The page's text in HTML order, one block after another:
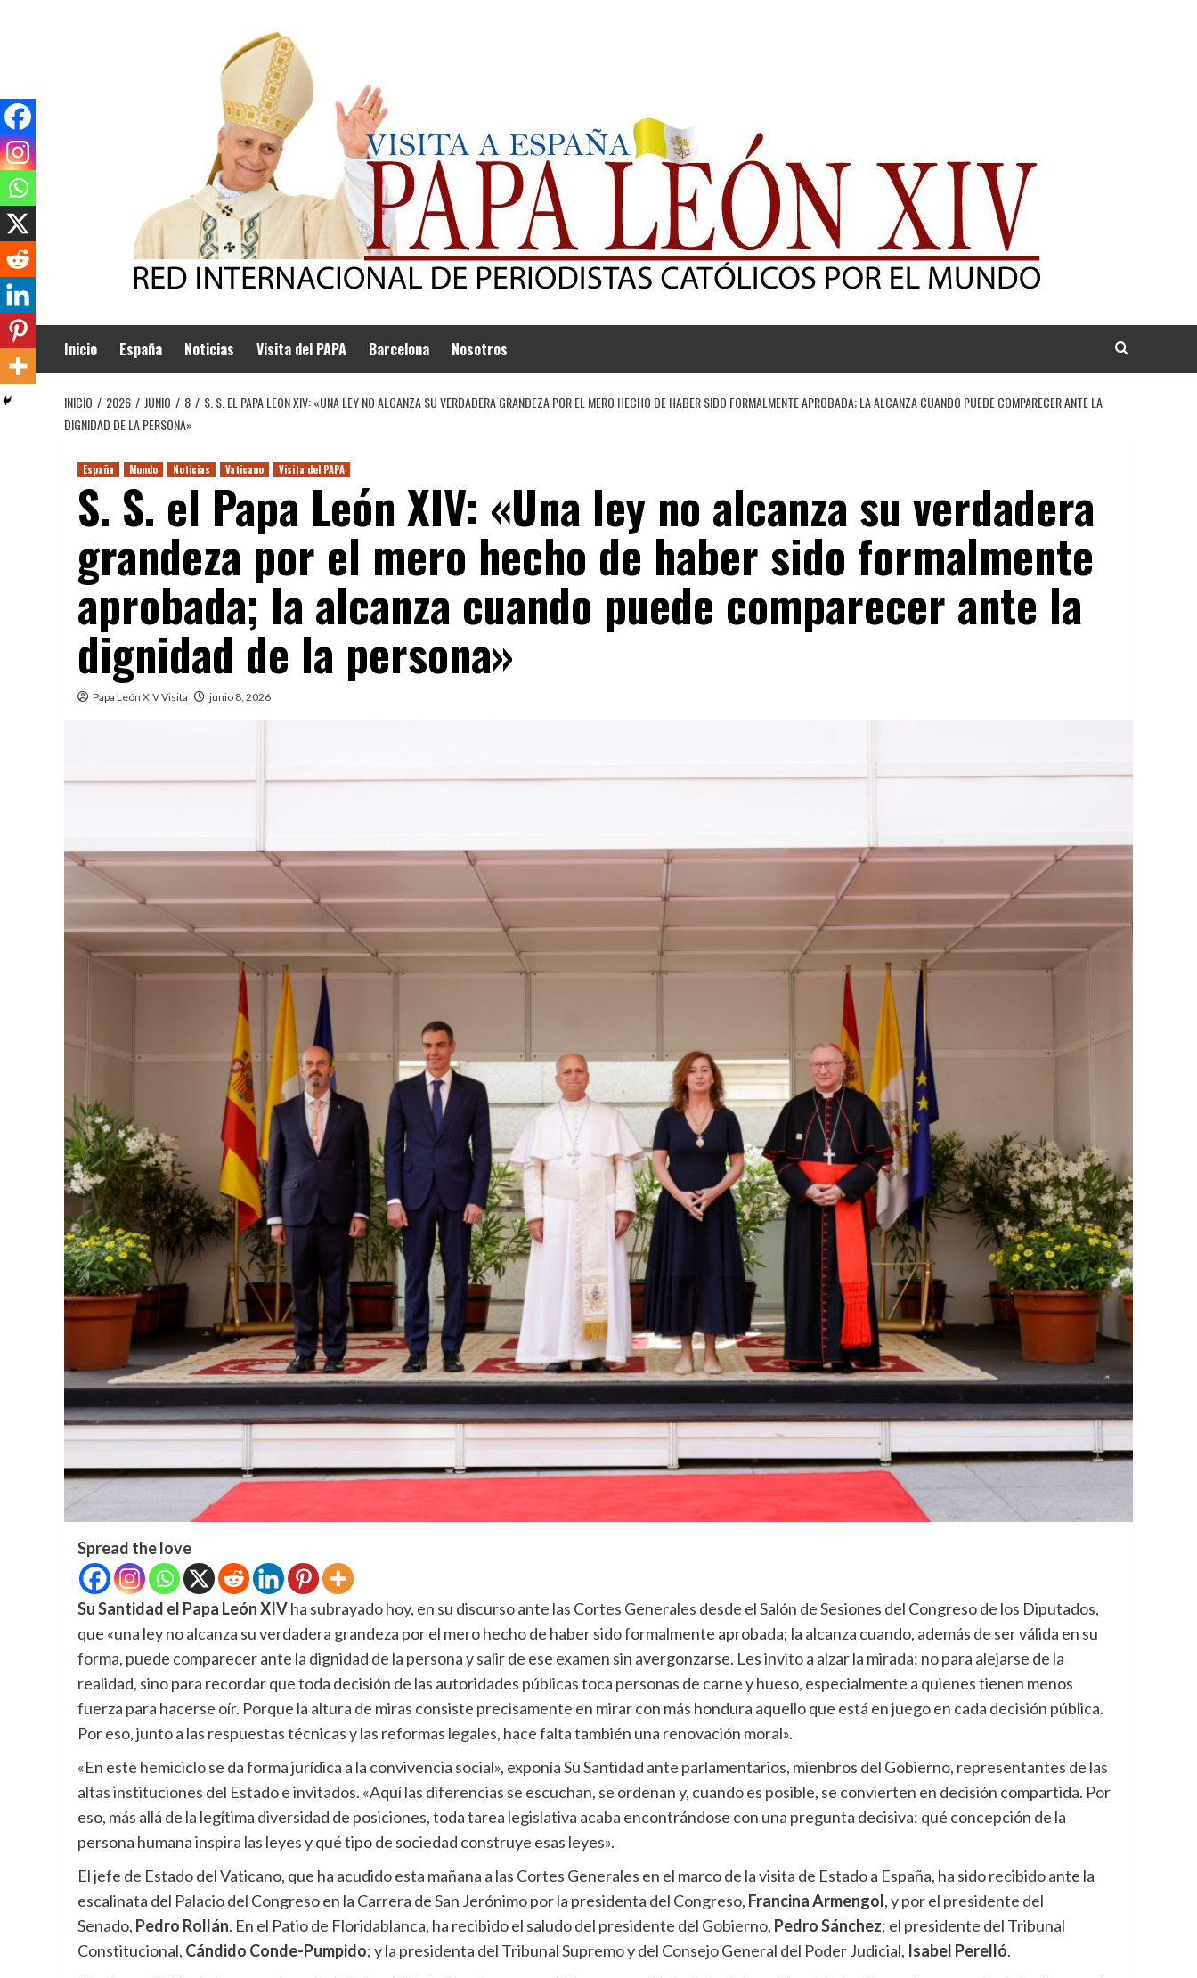
Inicio España Noticias Visita del PAPA Barcelona Nosotros
INICIO 2026 JUNIO 8
S. S. EL PAPA LEÓN XIV: «UNA LEY NO ALCANZA SU VERDADERA GRANDEZA POR EL MERO HECHO DE HABER SIDO FORMALMENTE APROBADA; LA ALCANZA CUANDO PUEDE COMPARECER ANTE LA
DIGNIDAD DE LA PERSONA»
España Mundo Noticias Vaticano Visita del PAPA
S. S. el Papa León XIV: «Una ley no alcanza su verdadera
grandeza por el mero hecho de haber sido formalmente
aprobada; la alcanza cuando puede comparecer ante la
dignidad de la persona»
Papa León XIV Visita junio 8, 2026
Spread the love
Su Santidad el Papa León XIVha subrayado hoy, en su discurso ante las Cortes Generales desde el Salón de Sesiones del Congreso de los Diputados,
que «una ley no alcanza su verdadera grandeza por el mero hecho de haber sido formalmente aprobada; la alcanza cuando, además de ser válida en su
forma, puede comparecer ante la dignidad de la persona y salir de ese examen sin avergonzarse. Les invito a alzar la mirada: no para alejarse de la
realidad, sino para recordar que toda decisión de las autoridades públicas toca personas de carne y hueso, especialmente a quienes tienen menos
fuerza para hacerse oír. Porque la altura de miras consiste precisamente en mirar con más hondura aquello que está en juego en cada decisión pública.
Por eso, junto a las respuestas técnicas y las reformas legales, hace falta también una renovación moral».
«En este hemiciclo se da forma jurídica a la convivencia social», exponía Su Santidad ante parlamentarios, mienbros del Gobierno, representantes de las
altas instituciones del Estado e invitados. «Aquí las diferencias se escuchan, se ordenan y, cuando es posible, se convierten en decisión compartida. Por
eso, más allá de la legítima diversidad de posiciones, toda tarea legislativa acaba encontrándose con una pregunta decisiva: qué concepción de la
persona humana inspira las leyes y qué tipo de sociedad construye esas leyes».
El jefe de Estado del Vaticano, que ha acudido esta mañana a las Cortes Generales en el marco de la visita de Estado a España, ha sido recibido ante la
escalinata del Palacio del Congreso en la Carrera de San Jerónimo por la presidenta del Congreso, Francina Armengol, y por el presidente del
Senado, Pedro Rollán. En el Patio de Floridablanca, ha recibido el saludo del presidente del Gobierno, Pedro Sánchez; el presidente del Tribunal
Constitucional, Cándido Conde-Pumpido; y la presidenta del Tribunal Supremo y del Consejo General del Poder Judicial, Isabel Perelló.